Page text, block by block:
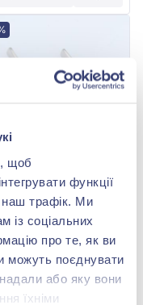
щоб
функції
наш трафік. Ми
із соціальних
про те, як ви
можуть поєднувати
або яку вони
їхніми
з чорним та
фіанітом/
зі срібла
арт. 2932/9p-CZ
грн
грн
2932/9p-CZ)
Купити